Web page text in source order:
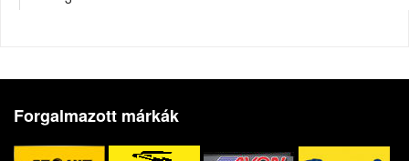
Forgalmazott márkák